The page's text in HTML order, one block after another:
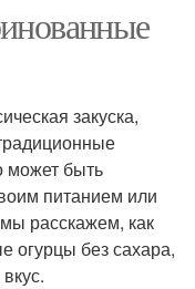
закуска,
может быть
питанием или
расскажем, как
огурцы без сахара,